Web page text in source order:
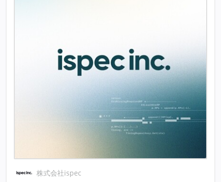
株式会社ispec